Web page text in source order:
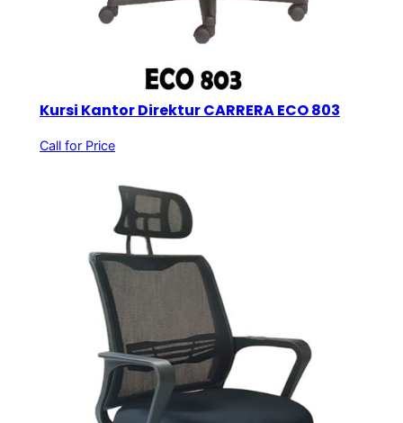
Kursi Kantor Direktur CARRERA ECO 803
Call for Price